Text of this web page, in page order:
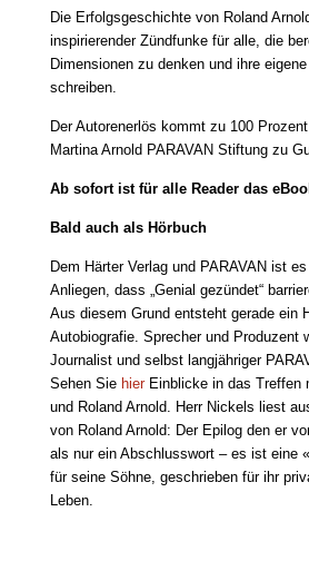
Die Erfolgsgeschichte von Roland
inspirierender Zündfunke für alle, die
Dimensionen zu denken und ihre
schreiben.
Der Autorenerlös kommt zu 100
Martina Arnold PARAVAN Stiftung zu
Ab sofort ist für alle Reader das
Bald auch als Hörbuch
Dem Härter Verlag und PARAVAN ist
Anliegen, dass „Genial gezündet“
Aus diesem Grund entsteht gerade ein
Autobiografie. Sprecher und Produzent
Journalist und selbst langjähriger
Sehen Sie hierEinblicke in das Treffen
und Roland Arnold. Herr Nickels liest
von Roland Arnold: Der Epilog den er
als nur ein Abschlusswort – es ist eine
für seine Söhne, geschrieben für ihr
Leben.